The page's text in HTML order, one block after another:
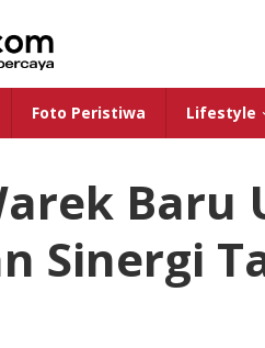
Foto Peristiwa Lifestyle
Baru
Sinergi